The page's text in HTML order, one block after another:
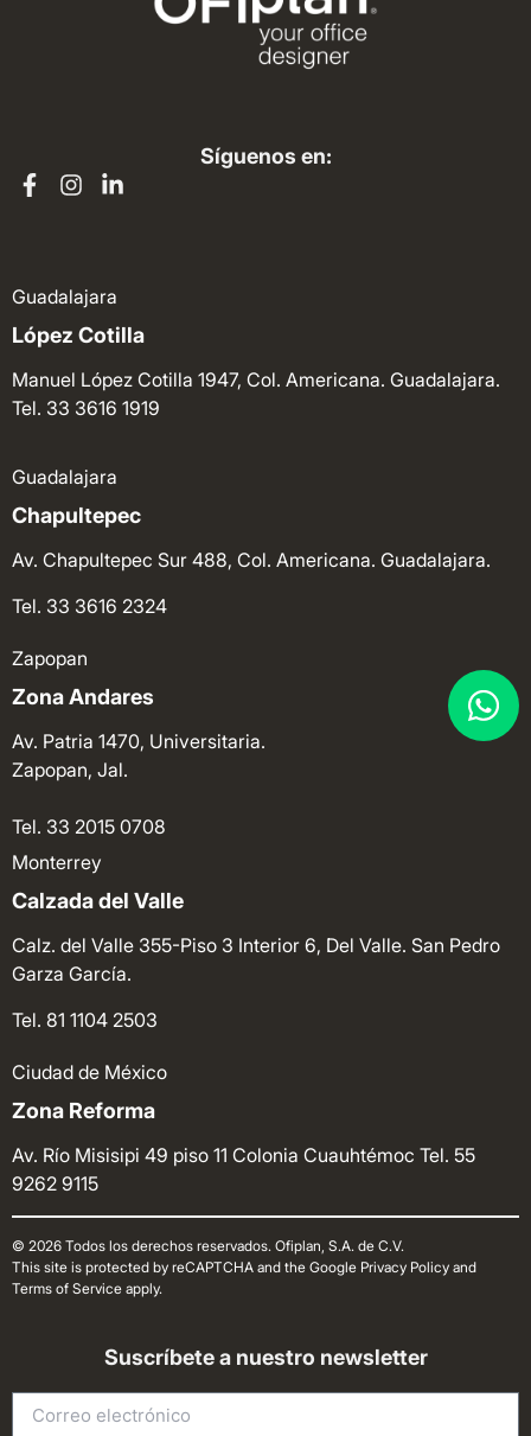
Síguenos en:
Guadalajara
López Cotilla
Manuel López Cotilla 1947, Col. Americana. Guadalajara.
Tel. 33 3616 1919
Guadalajara
Chapultepec
Av. Chapultepec Sur 488, Col. Americana. Guadalajara.
Tel. 33 3616 2324
Zapopan
Zona Andares
Av. Patria 1470, Universitaria.
Zapopan, Jal.
Tel. 33 2015 0708
Monterrey
Calzada del Valle
Calz. del Valle 355-Piso 3 Interior 6, Del Valle. San Pedro
Garza García.
Tel. 81 1104 2503
Ciudad de México
Zona Reforma
Av. Río Misisipi 49 piso 11 Colonia Cuauhtémoc Tel. 55
9262 9115
© 2026 Todos los derechos reservados. Ofiplan, S.A. de C.V.
This site is protected by reCAPTCHA and the Google Privacy Policy and
Terms of Service apply.
Suscríbete a nuestro newsletter